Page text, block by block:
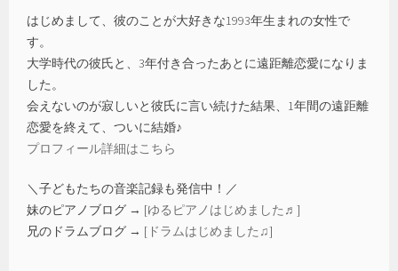
はじめまして、彼のことが大好きな1993年生まれの女性で
す。
大学時代の彼氏と、3年付き合ったあとに遠距離恋愛になりま
した。
会えないのが寂しいと彼氏に言い続けた結果、1年間の遠距離
恋愛を終えて、ついに結婚♪
プロフィール詳細はこちら
＼子どもたちの音楽記録も発信中！／
妹のピアノブログ → [ゆるピアノはじめました♬]
兄のドラムブログ → [ ドラムはじめました♫]